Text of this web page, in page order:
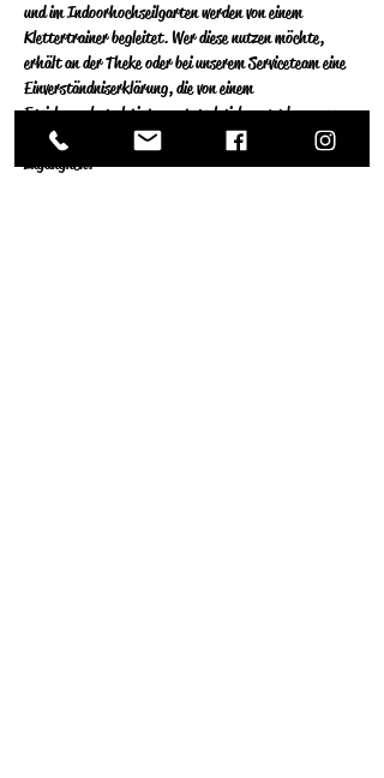
und im Indoorhochseilgarten werden von einem
Klettertrainer begleitet.  Wer diese nutzen möchte,
erhält an der Theke oder bei unserem Serviceteam eine
Einverständniserklärung, die von einem
Erziehungsberechtigten unterschrieben werden muss.
Der Indoor Boulderbereich für Kinder ist ebenfalls
zugänglich.